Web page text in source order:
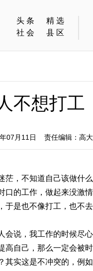
头条
精选
社会
县区
不想打
07月11日 责任编辑：高
茫，不知道自己该做什
口的工作，做起来没激
于是也不像打工，也不
会说，我工作的时候尽
高自己，那么一定会被
其实这是不冲突的，例